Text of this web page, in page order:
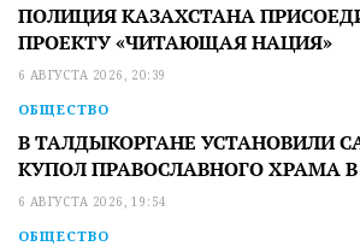
ПОЛИЦИЯ КАЗАХСТАНА
ПРОЕКТУ «ЧИТАЮЩАЯ НАЦИЯ»
6 АВГУСТА 2026, 20:39
ОБЩЕСТВО
В ТАЛДЫКОРГАНЕ УСТАНОВИЛИ
КУПОЛ ПРАВОСЛАВНОГО ХРАМА
6 АВГУСТА 2026, 19:54
ОБЩЕСТВО